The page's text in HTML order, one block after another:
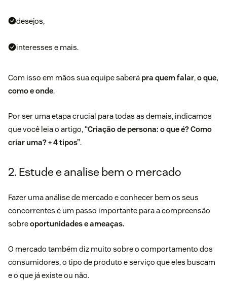
desejos,
interesses e mais.
Com isso em mãos sua equipe saberá pra quem falar,o que,
como e onde.
Por ser uma etapa crucial para todas as demais, indicamos
que você leia o artigo,“Criação de persona: o que é? Como
criar uma? + 4 tipos”.
2. Estude e analise bem o mercado
Fazer umaanálise de mercado e conhecer bem os seus
concorrentes é um passo importante para a compreensão
sobreoportunidades e ameaças.
O mercado também diz muito sobre o comportamento dos
consumidores, o tipo de produto e serviço que eles buscam
e o que já existe ou não.